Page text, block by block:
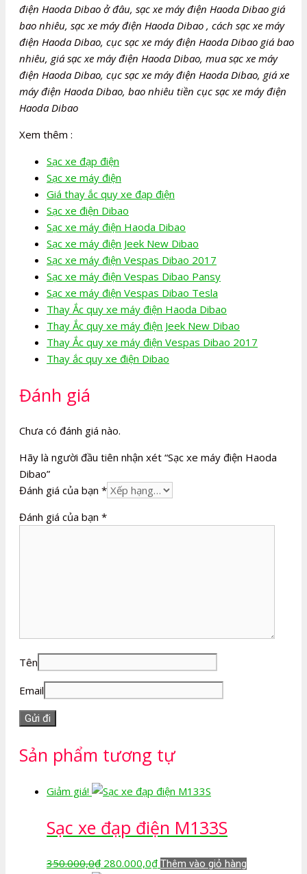
điện Haoda Dibao ở đâu, sạc xe máy điện Haoda Dibao giá
bao nhiêu, sạc xe máy điện Haoda Dibao , cách sạc xe máy
điện Haoda Dibao, cục sạc xe máy điện Haoda Dibao giá bao
nhiêu, giá sạc xe máy điện Haoda Dibao, mua sạc xe máy
điện Haoda Dibao, cục sạc xe máy điện Haoda Dibao, giá xe
máy điện Haoda Dibao, bao nhiêu tiền cục sạc xe máy điện
Haoda Dibao
Xem thêm :
Sạc xe đạp điện
Sạc xe máy điện
Giá thay ắc quy xe đạp điện
Sạc xe điện Dibao
Sạc xe máy điện Haoda Dibao
Sạc xe máy điện Jeek New Dibao
Sạc xe máy điện Vespas Dibao 2017
Sạc xe máy điện Vespas Dibao Pansy
Sạc xe máy điện Vespas Dibao Tesla
Thay Ắc quy xe máy điện Haoda Dibao
Thay Ắc quy xe máy điện Jeek New Dibao
Thay Ắc quy xe máy điện Vespas Dibao 2017
Thay ắc quy xe điện Dibao
Đánh giá
Chưa có đánh giá nào.
Hãy là người đầu tiên nhận xét “Sạc xe máy điện Haoda
Dibao”
Đánh giá của bạn *
Đánh giá của bạn *
Tên
Email
Sản phẩm tương tự
Giảm giá!
Sạc xe đạp điện M133S
350.000,0₫ Giá
280.000,0₫Giá
Thêm vào giỏ hàng